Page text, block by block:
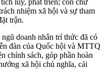
nhiệm xã hội và sự tham
trận.
doanh nhân trí thức đã có
đàn của Quốc hội và MTTQ
chính sách, góp phần hoàn
xã hội chủ nghĩa, cải